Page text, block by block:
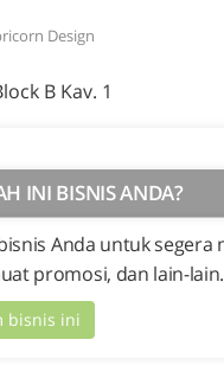
Design
B Kav. 1
INI BISNIS ANDA?
Anda untuk
promosi, dan lain-lain.
bisnis ini